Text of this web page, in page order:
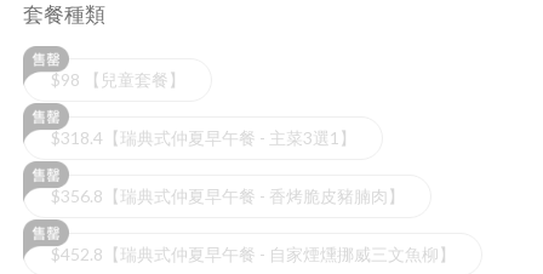
套餐種類
$98 【兒童套餐】
$318.4【瑞典式仲夏早午餐 - 主菜3選1】
$356.8【瑞典式仲夏早午餐 - 香烤脆皮豬腩肉】
$452.8【瑞典式仲夏早午餐 - 自家煙燻挪威三文魚柳】